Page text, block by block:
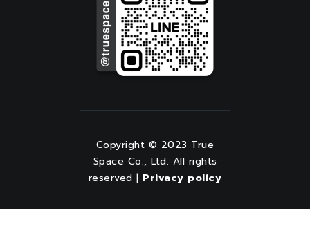
Copyright © 2023 True
Space Co., Ltd. All rights
reserved | Privacy policy